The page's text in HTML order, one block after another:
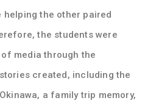
helping the other paired
the students were
media through the
created, including the
a family trip memory,